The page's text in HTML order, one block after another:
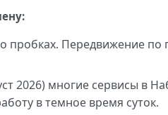
пробках. Передвижение
2026) многие сервисы в
в темное время суток.